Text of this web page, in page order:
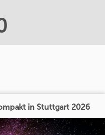
in Stuttgart 2026